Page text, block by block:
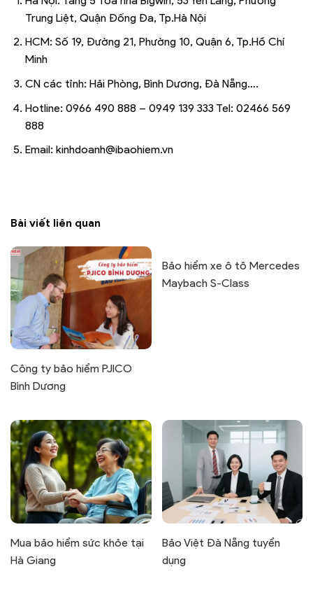
Trung Liệt, Quận Đống Đa, Tp.Hà Nội
HCM: Số 19, Đường 21, Phường 10, Quận 6, Tp.Hồ Chí
Minh
CN các tỉnh: Hải Phòng, Bình Dương, Đà Nẵng….
Hotline: 0966 490 888 – 0949 139 333 Tel: 02466 569
888
Email: kinhdoanh@ibaohiem.vn
Bài viết liên quan
Công ty bảo hiểm PJICO
Bình Dương
Bảo hiểm xe ô tô Mercedes
Maybach S-Class
Mua bảo hiểm sức khỏe tại
Hà Giang
Bảo Việt Đà Nẵng tuyển
dụng